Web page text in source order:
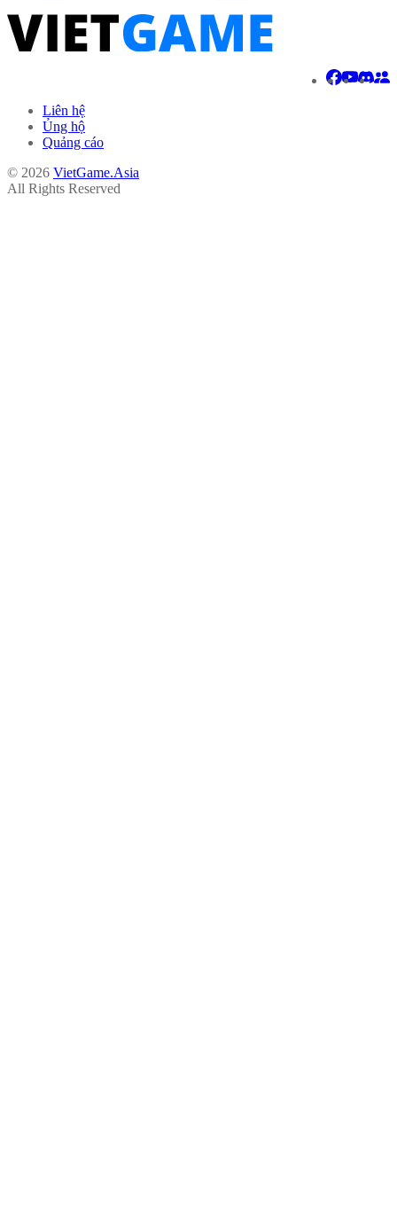
Liên hệ
Ủng hộ
Quảng cáo
© 2026 VietGame.Asia
All Rights Reserved